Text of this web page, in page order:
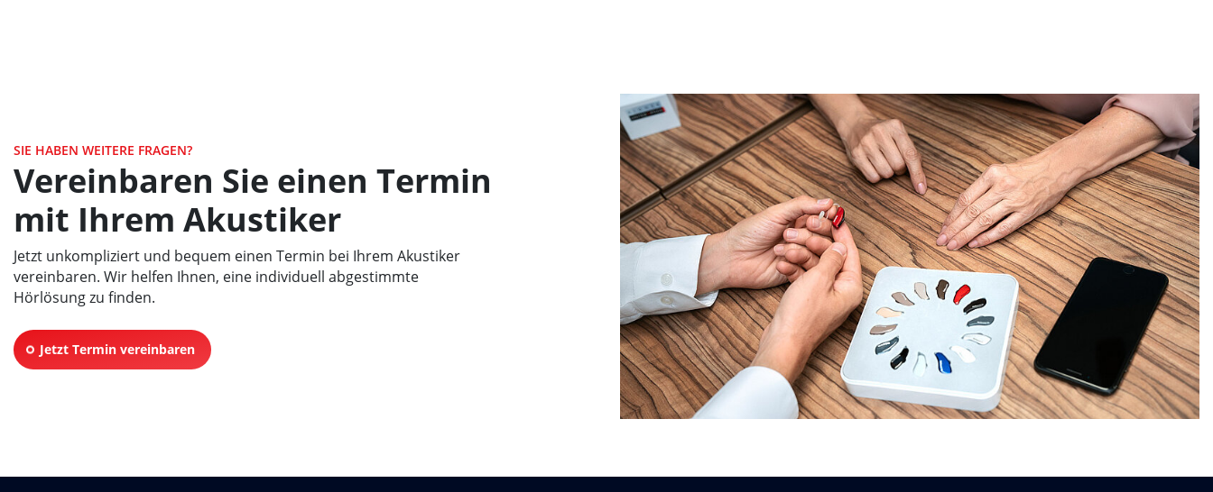
SIE HABEN WEITERE FRAGEN?
Vereinbaren Sie einen Termin
mit Ihrem Akustiker
Jetzt unkompliziert und bequem einen Termin bei Ihrem Akustiker
vereinbaren. Wir helfen Ihnen, eine individuell abgestimmte
Hörlösung zu finden.
Jetzt Termin vereinbaren